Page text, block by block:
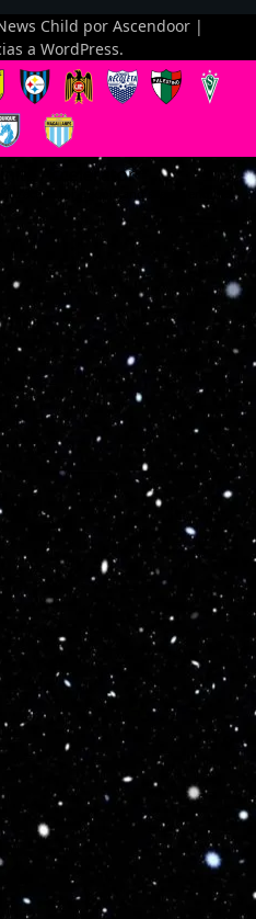
Child por Ascendoor |
a WordPress.
Accelerator
for people and search engines.